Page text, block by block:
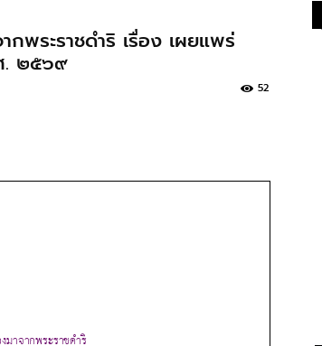
กพระราชดําริ เรื่อง เผยแพร่
. ๒๕๖๙
52